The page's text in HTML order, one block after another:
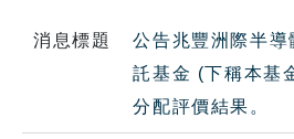
消息標題
公告兆豐洲際半
託基金 (下稱本基
分配評價結果。